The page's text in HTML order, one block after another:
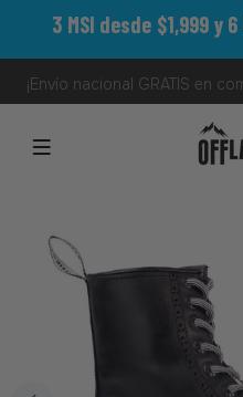
3 MSI desde $1,999 y
¡Envío nacional GRATIS en